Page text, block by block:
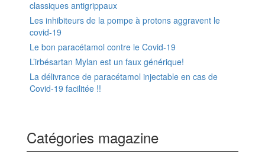
classiques antigrippaux
Les inhibiteurs de la pompe à protons aggravent le
covid-19
Le bon paracétamol contre le Covid-19
L’irbésartan Mylan est un faux générique!
La délivrance de paracétamol injectable en cas de
Covid-19 facilitée !!
Catégories magazine